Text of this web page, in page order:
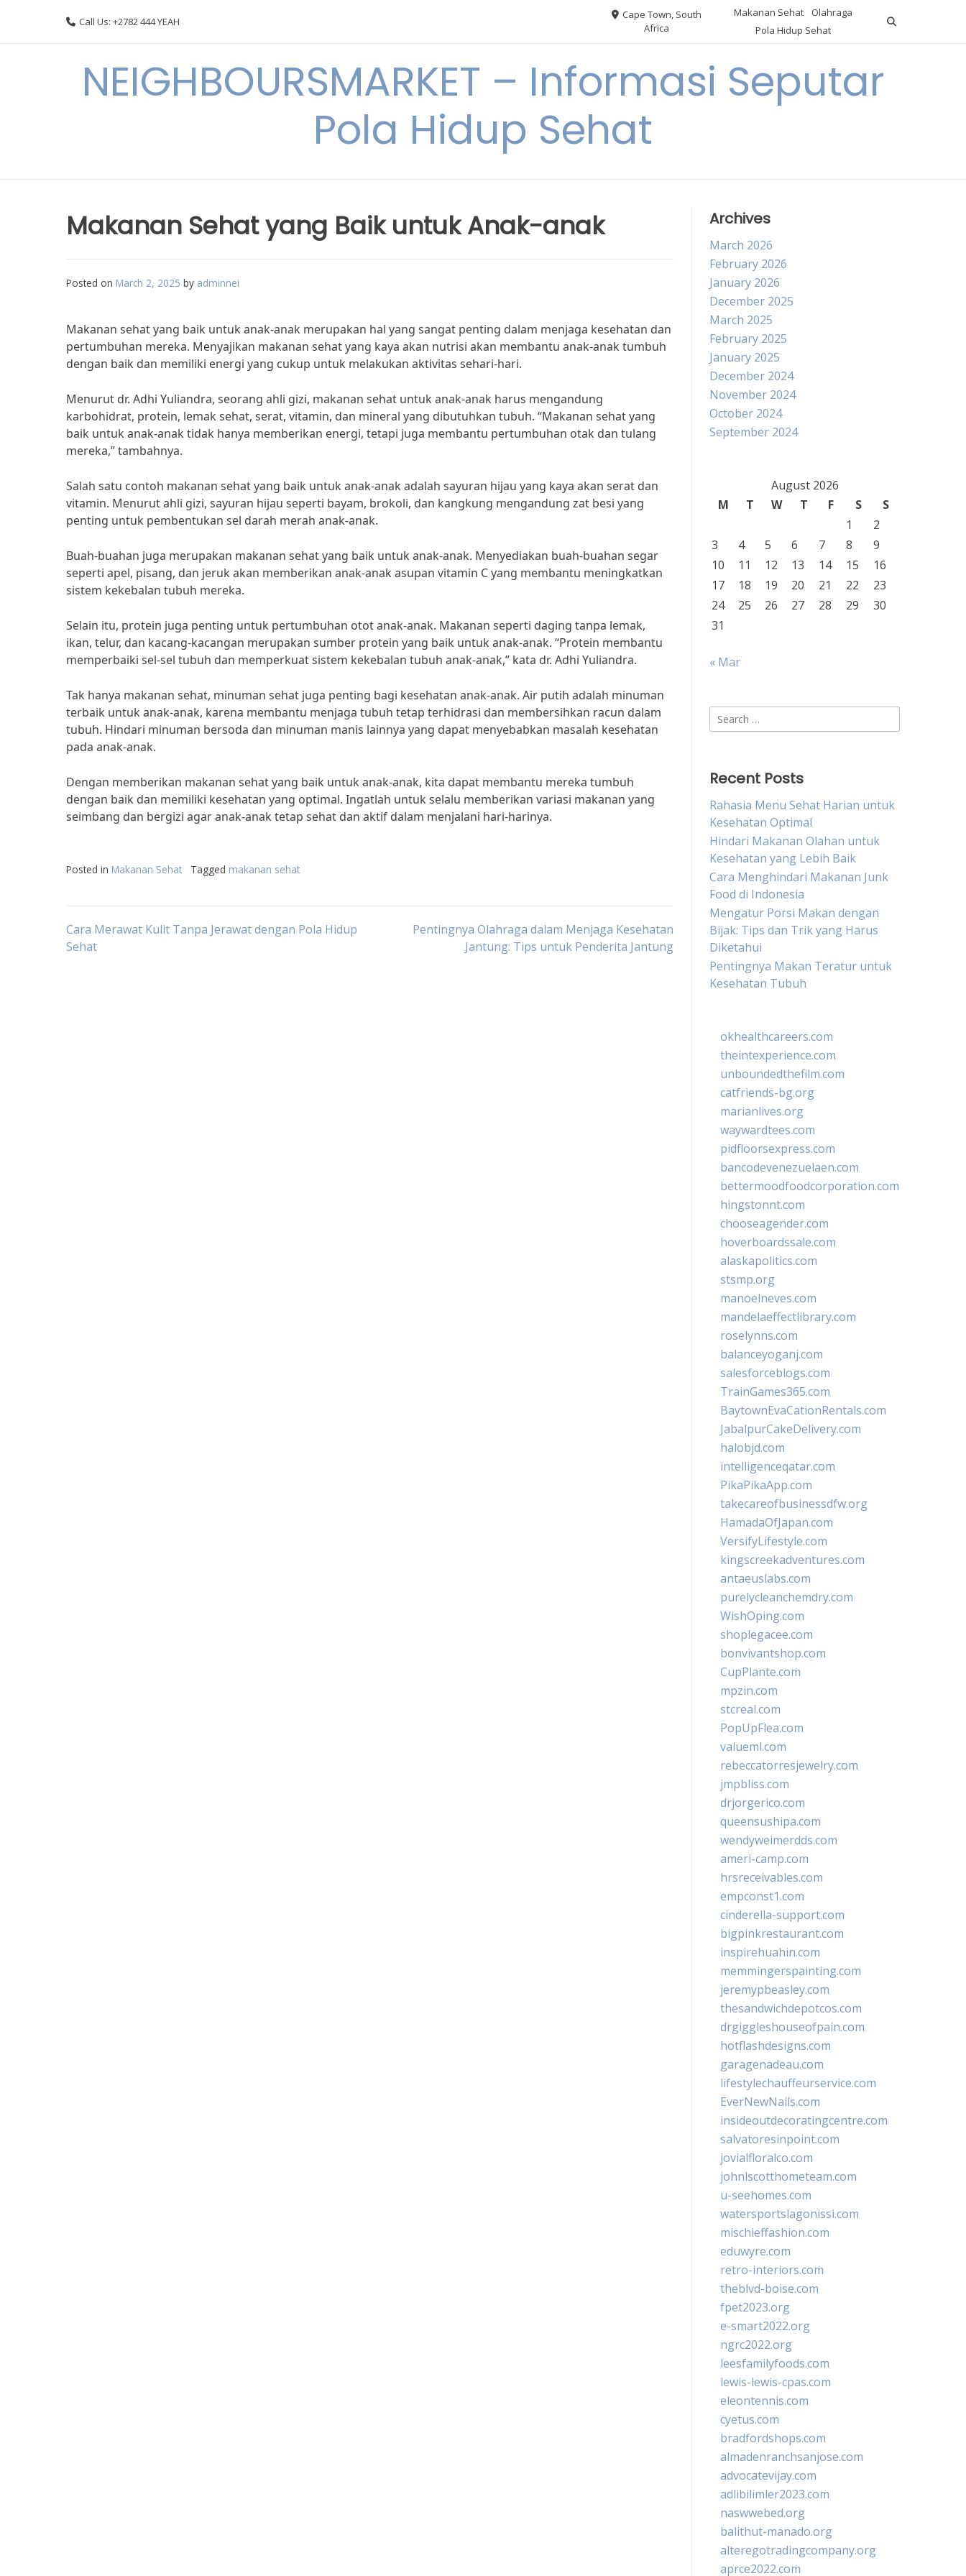
Call Us: +2782 444 YEAH
Cape Town, South
Africa
Makanan Sehat
Olahraga
Pola Hidup Sehat
NEIGHBOURSMARKET – Informasi Seputar
Pola Hidup Sehat
Makanan Sehat yang Baik untuk Anak-anak
Posted on March 2, 2025 by adminnei
Makanan sehat yang baik untuk anak-anak merupakan hal yang sangat penting dalam menjaga kesehatan dan
pertumbuhan mereka. Menyajikan makanan sehat yang kaya akan nutrisi akan membantu anak-anak tumbuh
dengan baik dan memiliki energi yang cukup untuk melakukan aktivitas sehari-hari.
Menurut dr. Adhi Yuliandra, seorang ahli gizi, makanan sehat untuk anak-anak harus mengandung
karbohidrat, protein, lemak sehat, serat, vitamin, dan mineral yang dibutuhkan tubuh. “Makanan sehat yang
baik untuk anak-anak tidak hanya memberikan energi, tetapi juga membantu pertumbuhan otak dan tulang
mereka,” tambahnya.
Salah satu contoh makanan sehat yang baik untuk anak-anak adalah sayuran hijau yang kaya akan serat dan
vitamin. Menurut ahli gizi, sayuran hijau seperti bayam, brokoli, dan kangkung mengandung zat besi yang
penting untuk pembentukan sel darah merah anak-anak.
Buah-buahan juga merupakan makanan sehat yang baik untuk anak-anak. Menyediakan buah-buahan segar
seperti apel, pisang, dan jeruk akan memberikan anak-anak asupan vitamin C yang membantu meningkatkan
sistem kekebalan tubuh mereka.
Selain itu, protein juga penting untuk pertumbuhan otot anak-anak. Makanan seperti daging tanpa lemak,
ikan, telur, dan kacang-kacangan merupakan sumber protein yang baik untuk anak-anak. “Protein membantu
memperbaiki sel-sel tubuh dan memperkuat sistem kekebalan tubuh anak-anak,” kata dr. Adhi Yuliandra.
Tak hanya makanan sehat, minuman sehat juga penting bagi kesehatan anak-anak. Air putih adalah minuman
terbaik untuk anak-anak, karena membantu menjaga tubuh tetap terhidrasi dan membersihkan racun dalam
tubuh. Hindari minuman bersoda dan minuman manis lainnya yang dapat menyebabkan masalah kesehatan
pada anak-anak.
Dengan memberikan makanan sehat yang baik untuk anak-anak, kita dapat membantu mereka tumbuh
dengan baik dan memiliki kesehatan yang optimal. Ingatlah untuk selalu memberikan variasi makanan yang
seimbang dan bergizi agar anak-anak tetap sehat dan aktif dalam menjalani hari-harinya.
Posted in Makanan Sehat Tagged makanan sehat
Post
Cara Merawat Kulit Tanpa Jerawat dengan Pola Hidup
Sehat
Pentingnya Olahraga dalam Menjaga Kesehatan
Jantung: Tips untuk Penderita Jantung
Archives
March 2026
February 2026
January 2026
December 2025
March 2025
February 2025
January 2025
December 2024
November 2024
October 2024
September 2024
August 2026
M
T W T F S
S
1
2
3
4 5 6 7 8
9
10
11 12 13 14 15
16
17
18 19 20 21 22
23
24
25 26 27 28 29
30
31
« Mar
Search
for:
Recent Posts
Rahasia Menu Sehat Harian untuk
Kesehatan Optimal
Hindari Makanan Olahan untuk
Kesehatan yang Lebih Baik
Cara Menghindari Makanan Junk
Food di Indonesia
Mengatur Porsi Makan dengan
Bijak: Tips dan Trik yang Harus
Diketahui
Pentingnya Makan Teratur untuk
Kesehatan Tubuh
okhealthcareers.com
theintexperience.com
unboundedthefilm.com
catfriends-bg.org
marianlives.org
waywardtees.com
pidfloorsexpress.com
bancodevenezuelaen.com
bettermoodfoodcorporation.com
hingstonnt.com
chooseagender.com
hoverboardssale.com
alaskapolitics.com
stsmp.org
manoelneves.com
mandelaeffectlibrary.com
roselynns.com
balanceyoganj.com
salesforceblogs.com
TrainGames365.com
BaytownEvaCationRentals.com
JabalpurCakeDelivery.com
halobjd.com
intelligenceqatar.com
PikaPikaApp.com
takecareofbusinessdfw.org
HamadaOfJapan.com
VersifyLifestyle.com
kingscreekadventures.com
antaeuslabs.com
purelycleanchemdry.com
WishOping.com
shoplegacee.com
bonvivantshop.com
CupPlante.com
mpzin.com
stcreal.com
PopUpFlea.com
valueml.com
rebeccatorresjewelry.com
jmpbliss.com
drjorgerico.com
queensushipa.com
wendyweimerdds.com
ameri-camp.com
hrsreceivables.com
empconst1.com
cinderella-support.com
bigpinkrestaurant.com
inspirehuahin.com
memmingerspainting.com
jeremypbeasley.com
thesandwichdepotcos.com
drgiggleshouseofpain.com
hotflashdesigns.com
garagenadeau.com
lifestylechauffeurservice.com
EverNewNails.com
insideoutdecoratingcentre.com
salvatoresinpoint.com
jovialfloralco.com
johnlscotthometeam.com
u-seehomes.com
watersportslagonissi.com
mischieffashion.com
eduwyre.com
retro-interiors.com
theblvd-boise.com
fpet2023.org
e-smart2022.org
ngrc2022.org
leesfamilyfoods.com
lewis-lewis-cpas.com
eleontennis.com
cyetus.com
bradfordshops.com
almadenranchsanjose.com
advocatevijay.com
adlibilimler2023.com
naswwebed.org
balithut-manado.org
alteregotradingcompany.org
aprce2022.com